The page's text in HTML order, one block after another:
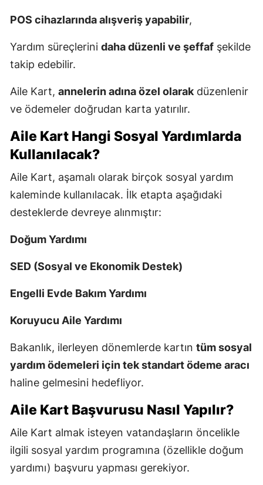
POS cihazlarında alışveriş yapabilir,
Yardım süreçlerini daha düzenli ve şeffaf şekilde
takip edebilir.
Aile Kart, annelerin adına özel olarak düzenlenir
ve ödemeler doğrudan karta yatırılır.
Aile Kart Hangi Sosyal Yardımlarda
Kullanılacak?
Aile Kart, aşamalı olarak birçok sosyal yardım
kaleminde kullanılacak. İlk etapta aşağıdaki
desteklerde devreye alınmıştır:
Doğum Yardımı
SED (Sosyal ve Ekonomik Destek)
Engelli Evde Bakım Yardımı
Koruyucu Aile Yardımı
Bakanlık, ilerleyen dönemlerde kartın tüm sosyal
yardım ödemeleri için tek standart ödeme aracı
haline gelmesini hedefliyor.
Aile Kart Başvurusu Nasıl Yapılır?
Aile Kart almak isteyen vatandaşların öncelikle
ilgili sosyal yardım programına (özellikle doğum
yardımı) başvuru yapması gerekiyor.